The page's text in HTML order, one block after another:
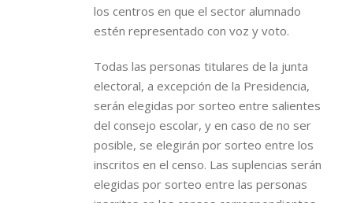
los centros en que el sector alumnado
estén representado con voz y voto.
Todas las personas titulares de la junta
electoral, a excepción de la Presidencia,
serán elegidas por sorteo entre salientes
del consejo escolar, y en caso de no ser
posible, se elegirán por sorteo entre los
inscritos en el censo. Las suplencias serán
elegidas por sorteo entre las personas